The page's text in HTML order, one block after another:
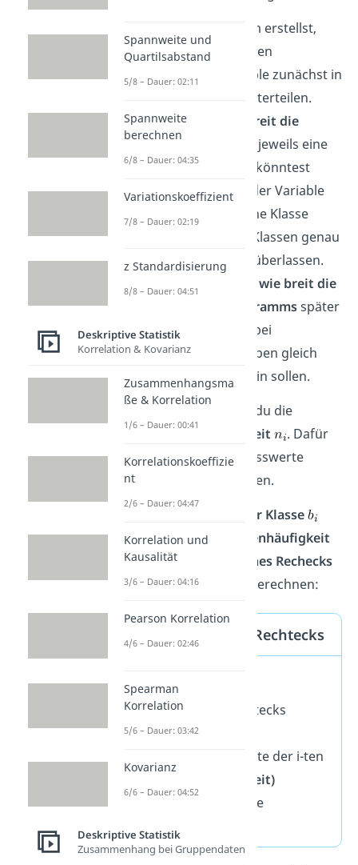
Bevor du das Histogramm erstellst,
musst du die verschiedenen
Ausprägungen der Variable zunächst in
unterteilen.
Dafür legst du fest, wie
breit die
Intervallesein sollen, die jeweils eine
Gruppe bilden sollen. Du könntest
etwa festlegen, dass bei der Variable
„Alter“ immer 10 Jahre eine Klasse
bilden sollen. Wie du die Klassen genau
einteilst, bleibt dir selbst überlassen.
Diese Einteilung legt fest, wie breit die
Rechtecke deines Histogrammsspäter
sein sollen. Du kannst dabei
entscheiden, ob die Gruppen gleich
oder verschieden breit sein sollen.
Anschließend bestimmst du die
absoluteKlassenhäufigkeit
. Dafür
zählst du ab, wie viele Messwerte
jeweils in diese Klasse fallen.
Mit Hilfe der
Breite deiner Klasse
undder absoluten Klassenhäufigkeit
kannst du die
Höhe eines Rechecks
mit folgender Formel berechnen:
Formel: Höhe eines Rechtecks
: Höhe des i-ten Rechtecks
(Häufigkeitsdichte)
: Anzahl der Messwerte der i-ten
(Klassenhäufigkeit)
: Breite der i-ten Klasse
Spannweite und
Quartilsabstand
5/8 – Dauer: 02:11
Spannweite
berechnen
6/8 – Dauer: 04:35
Variationskoeffizient
7/8 – Dauer: 02:19
z Standardisierung
8/8 – Dauer: 04:51
Deskriptive Statistik
Korrelation & Kovarianz
Zusammenhangsma
ße & Korrelation
1/6 – Dauer: 00:41
Korrelationskoeffizie
nt
2/6 – Dauer: 04:47
Korrelation und
Kausalität
3/6 – Dauer: 04:16
Pearson Korrelation
4/6 – Dauer: 02:46
Spearman
Korrelation
5/6 – Dauer: 03:42
Kovarianz
6/6 – Dauer: 04:52
Deskriptive Statistik
Zusammenhang bei Gruppendaten